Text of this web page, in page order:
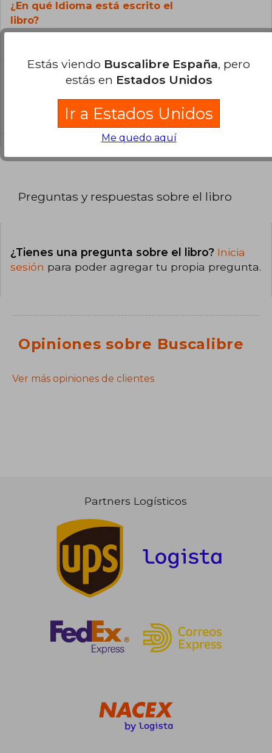
¿En qué Idioma está escrito el
libro?
¿Cuál es la encuadernación de este libro?
La encuadernación de esta edición es Tapa
Preguntas y respuestas sobre el libro
¿Tienes una pregunta sobre el libro? Inicia
sesión para poder agregar tu propia pregunta.
Opiniones sobre Buscalibre
Ver más opiniones de clientes
Partners Logísticos
Estás viendo Buscalibre España, pero
estás en Estados Unidos
Ir a Estados Unidos
Me quedo aquí